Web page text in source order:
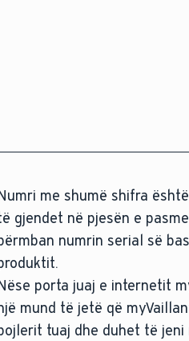
me shumë shifra
gjendet në pjesën e
numrin serial së
porta juaj e internetit
mund të jetë që
tuaj dhe duhet të